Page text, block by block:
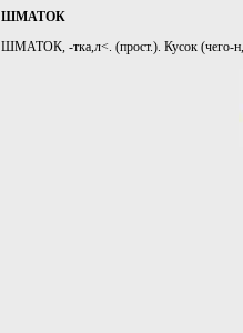
ШМАТОК
ШМАТОК, -тка,л<. (прост.). Кусок (чего-н,